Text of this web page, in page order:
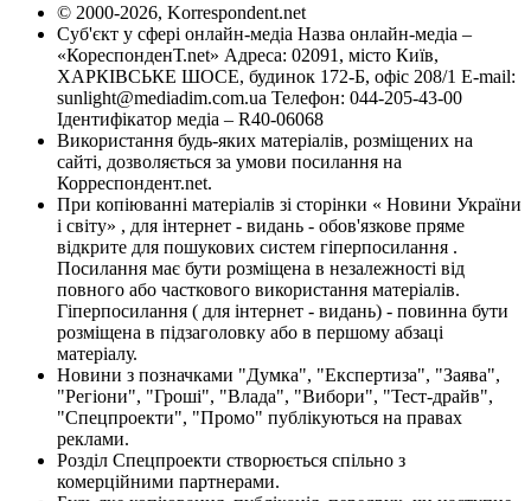
© 2000-2026, Korrespondent.net
Суб'єкт у сфері онлайн-медіа Назва онлайн-медіа –
«КореспонденТ.net» Адреса: 02091, місто Київ,
ХАРКІВСЬКЕ ШОСЕ, будинок 172-Б, офіс 208/1 E-mail:
sunlight@mediadim.com.ua Телефон: 044-205-43-00
Ідентифікатор медіа – R40-06068
Використання будь-яких матеріалів, розміщених на
сайті, дозволяється за умови посилання на
Корреспондент.net.
При копіюванні матеріалів зі сторінки « Новини України
і світу» , для інтернет - видань - обов'язкове пряме
відкрите для пошукових систем гіперпосилання .
Посилання має бути розміщена в незалежності від
повного або часткового використання матеріалів.
Гіперпосилання ( для інтернет - видань) - повинна бути
розміщена в підзаголовку або в першому абзаці
матеріалу.
Новини з позначками "Думка", "Експертиза", "Заява",
"Регіони", "Гроші", "Влада", "Вибори", "Тест-драйв",
"Спецпроекти", "Промо" публікуються на правах
реклами.
Розділ Спецпроекти створюється спільно з
комерційними партнерами.